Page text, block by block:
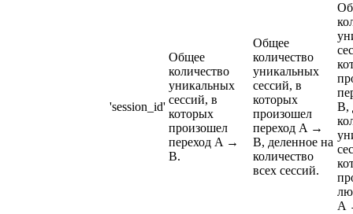
'session_id'
Общее
количество
уникальных
сессий, в
которых
произошел
переход A →
B.
Общее
количество
уникальных
сессий, в
которых
произошел
переход A →
B, деленное на
количество
всех сессий.
B,
A